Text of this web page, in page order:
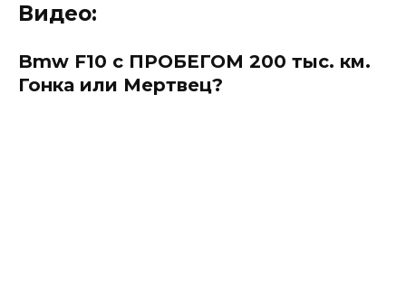
Видео:
Bmw F10 с ПРОБЕГОМ 200 тыс. км.
Гонка или Мертвец?